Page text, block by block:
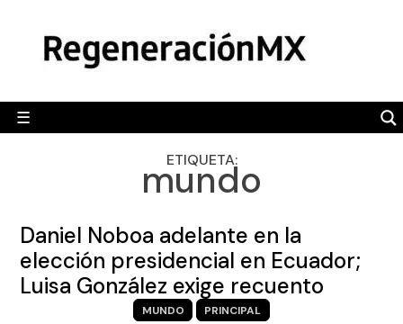
content
☰
POLÍTICA
CAMALEÓN
OPINIÓN
ENGLISH SECTION
VIDEOS
ETIQUETA:
mundo
Daniel Noboa adelante en la
elección presidencial en Ecuador;
Luisa González exige recuento
MUNDO
PRINCIPAL